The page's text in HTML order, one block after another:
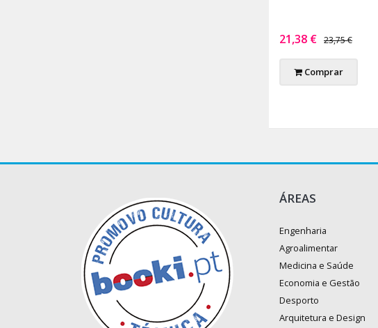
21,38 € 23,75 €
Comprar
ÁREAS
Engenharia
Agroalimentar
Medicina e Saúde
Economia e Gestão
Desporto
Arquitetura e Design